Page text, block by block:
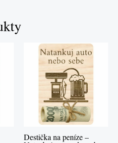
Destička na peníze –